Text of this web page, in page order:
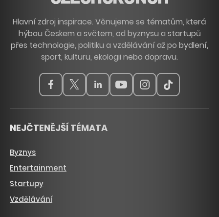
Hlavní zdroj inspirace. Věnujeme se tématům, která
hýbou Českem a světem, od byznysu a startupů
přes technologie, politiku a vzdělávání až po bydlení,
sport, kulturu, ekologii nebo dopravu.
NEJČTENĚJŠÍ TÉMATA
Byznys
Entertainment
Startupy
Vzdělávání